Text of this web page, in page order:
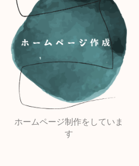
ホームページ制作をしていま
す